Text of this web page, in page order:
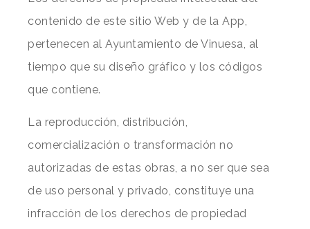
contenido de este sitio Web y de la App,
pertenecen al Ayuntamiento de Vinuesa, al
tiempo que su diseño gráfico y los códigos
que contiene.
La reproducción, distribución,
comercialización o transformación no
autorizadas de estas obras, a no ser que sea
de uso personal y privado, constituye una
infracción de los derechos de propiedad